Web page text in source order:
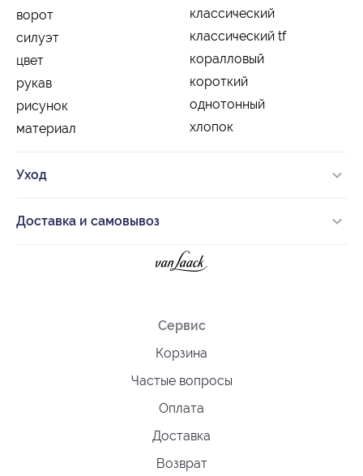
ворот
классический
силуэт
классический tf
цвет
коралловый
рукав
короткий
рисунок
однотонный
материал
хлопок
Уход
Доставка и самовывоз
Сервис
Корзина
Частые вопросы
Оплата
Доставка
Возврат